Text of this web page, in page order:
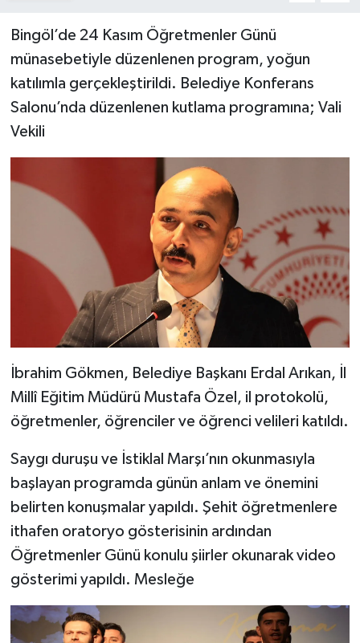
Bingöl’de 24 Kasım Öğretmenler Günü
münasebetiyle düzenlenen program, yoğun
katılımla gerçekleştirildi. Belediye Konferans
Salonu’nda düzenlenen kutlama programına; Vali
Vekili
İbrahim Gökmen, Belediye Başkanı Erdal Arıkan, İl
Millî Eğitim Müdürü Mustafa Özel, il protokolü,
öğretmenler, öğrenciler ve öğrenci velileri katıldı.
Saygı duruşu ve İstiklal Marşı’nın okunmasıyla
başlayan programda günün anlam ve önemini
belirten konuşmalar yapıldı. Şehit öğretmenlere
ithafen oratoryo gösterisinin ardından
Öğretmenler Günü konulu şiirler okunarak video
gösterimi yapıldı. Mesleğe
SPOR
YAYLADERE
YEDİSU